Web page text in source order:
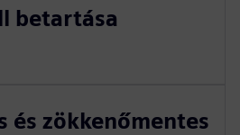
betartása
és zökkenőmentes